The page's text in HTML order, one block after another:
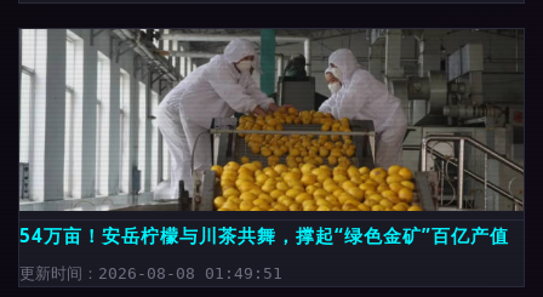
54万亩！安岳柠檬与川茶共舞，撑起“绿色金矿”百亿产值
更新时间：2026-08-08 01:49:51